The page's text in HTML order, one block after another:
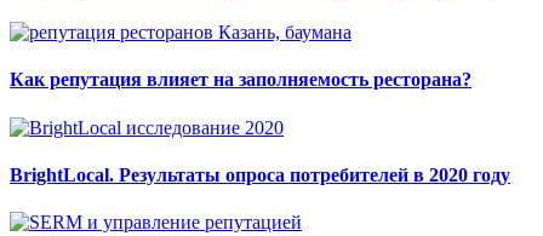
Как репутация влияет на заполняемость ресторана?
BrightLocal. Результаты опроса потребителей в 2020 году